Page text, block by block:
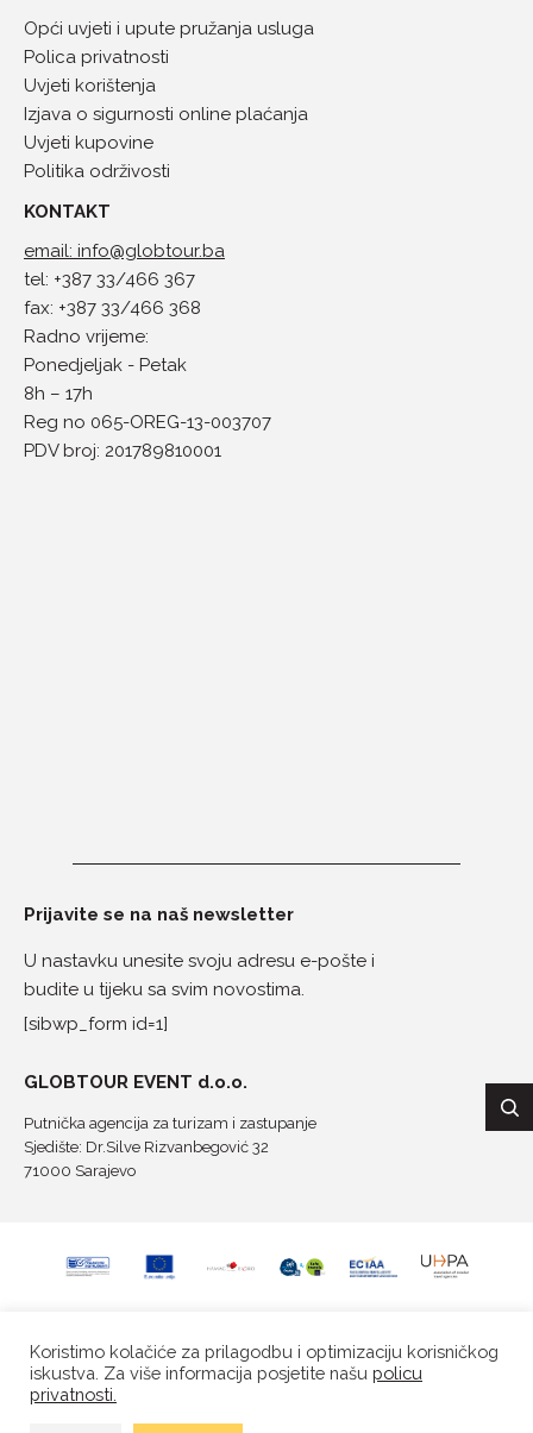
Opći uvjeti i upute pružanja usluga
Polica privatnosti
Uvjeti korištenja
Izjava o sigurnosti online plaćanja
Uvjeti kupovine
Politika održivosti
KONTAKT
email: info@globtour.ba
tel: +387 33/466 367
fax: +387 33/466 368
Radno vrijeme:
Ponedjeljak - Petak
8h – 17h
Reg no 065-OREG-13-003707
PDV broj: 201789810001
Prijavite se na naš newsletter
U nastavku unesite svoju adresu e-pošte i
budite u tijeku sa svim novostima.
[sibwp_form id=1]
GLOBTOUR EVENT d.o.o.
Putnička agencija za turizam i zastupanje
Sjedište: Dr.Silve Rizvanbegović 32
71000 Sarajevo
Koristimo kolačiće za prilagodbu i optimizaciju korisničkog
iskustva. Za više informacija posjetite našu policu
privatnosti.